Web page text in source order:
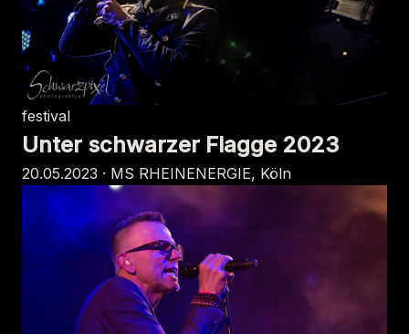
festival
Unter schwarzer Flagge 2023
20.05.2023 · MS RHEINENERGIE, Köln